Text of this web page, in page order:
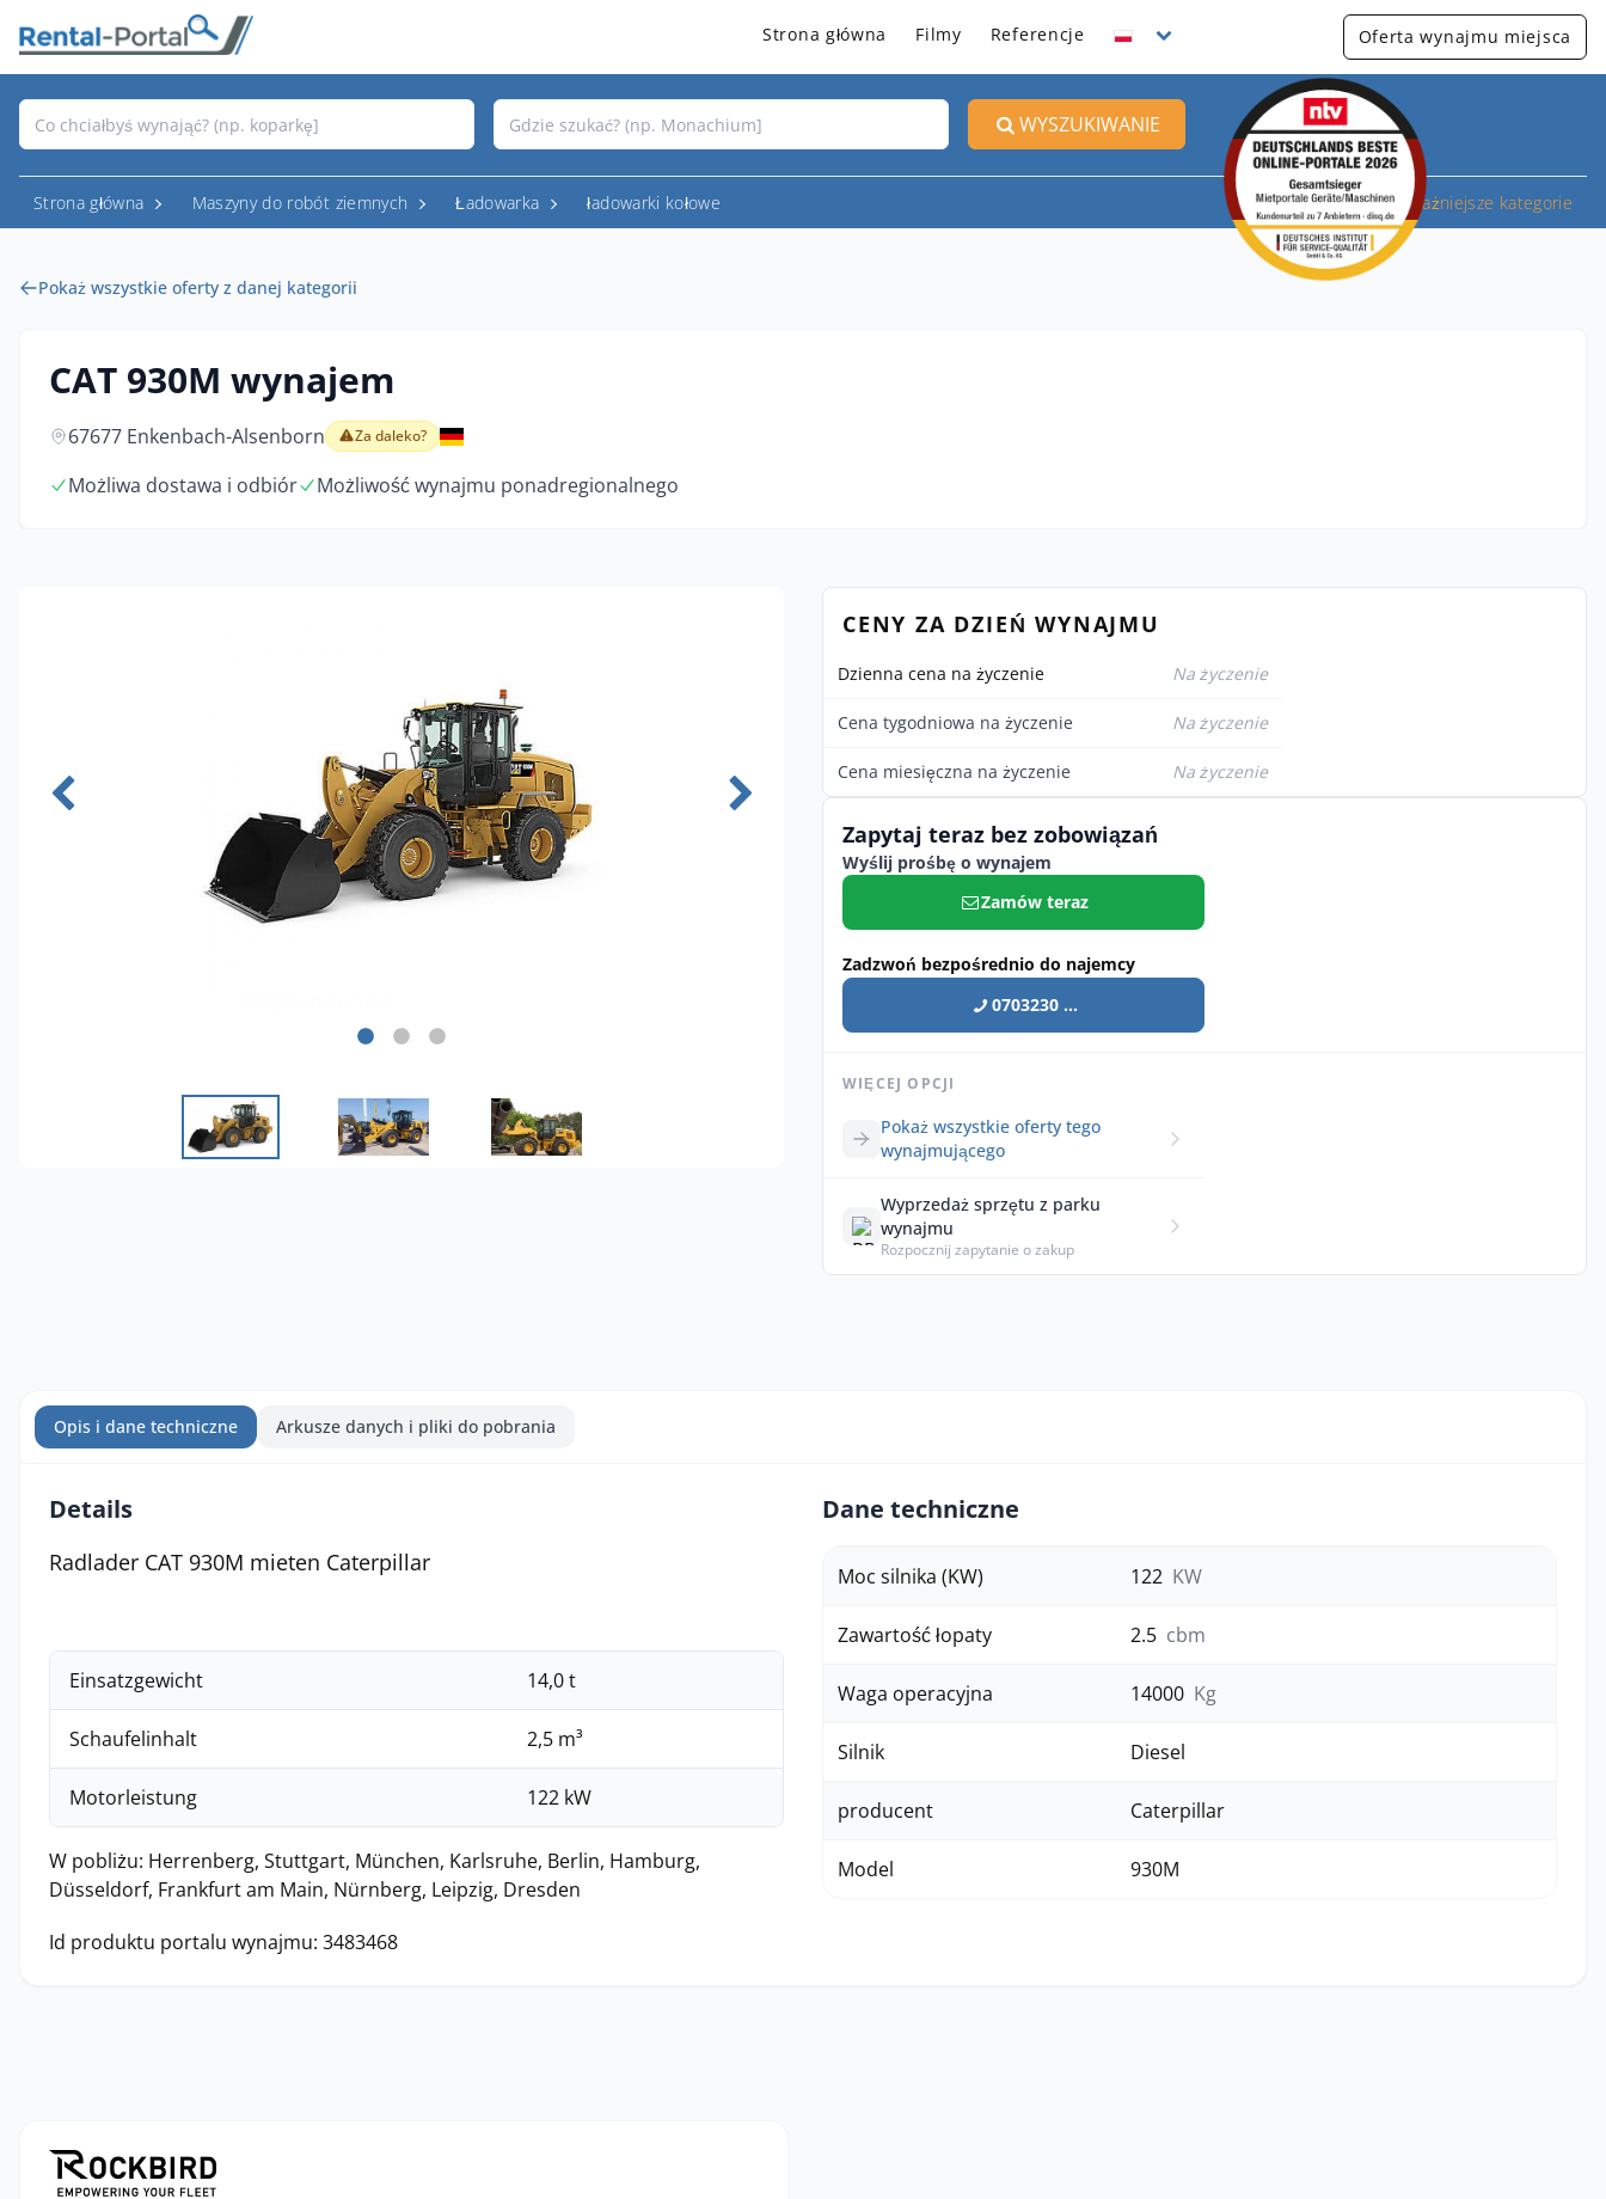
Strona główna Filmy Referencje Oferta wynajmu miejsca
WYSZUKIWANIE
Strona główna Maszyny do robót ziemnych Ładowarka ładowarki kołowe Najważniejsze kategorie
Pokaż wszystkie oferty z danej kategorii
CAT 930M wynajem
67677 Enkenbach-Alsenborn Za daleko?
Możliwa dostawa i odbiór Możliwość wynajmu ponadregionalnego
CENY ZA DZIEŃ WYNAJMU
Dzienna cena na życzenie Na życzenie
Cena tygodniowa na życzenie Na życzenie
Cena miesięczna na życzenie Na życzenie
Zapytaj teraz bez zobowiązań
Wyślij prośbę o wynajem
Zamów teraz
Zadzwoń bezpośrednio do najemcy
0703230 ...
WIĘCEJ OPCJI
Pokaż wszystkie oferty tego
wynajmującego
Wyprzedaż sprzętu z parku
wynajmu
Rozpocznij zapytanie o zakup
Opis i dane techniczne Arkusze danych i pliki do pobrania
Details
Radlader CAT 930M mieten Caterpillar
Einsatzgewicht 14,0 t
Schaufelinhalt 2,5 m³
Motorleistung 122 kW
W pobliżu: Herrenberg, Stuttgart, München, Karlsruhe, Berlin, Hamburg,
Düsseldorf, Frankfurt am Main, Nürnberg, Leipzig, Dresden
Id produktu portalu wynajmu: 3483468
Dane techniczne
Moc silnika (KW) 122 KW
Zawartość łopaty 2.5 cbm
Waga operacyjna 14000 Kg
Silnik Diesel
producent Caterpillar
Model 930M